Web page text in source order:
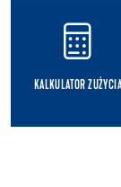
KALKULATOR